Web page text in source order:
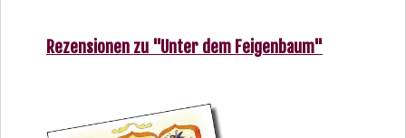
Rezensionen zu "Unter dem Feigenbaum"